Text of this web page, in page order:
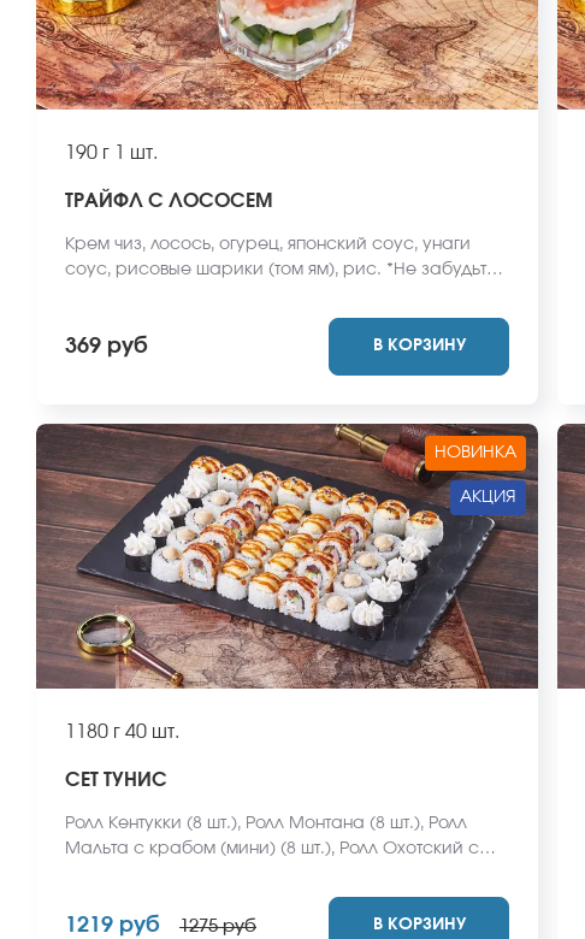
190 г 1 шт.
ТРАЙФЛ С ЛОСОСЕМ
Крем чиз, лосось, огурец, японский соус, унаги
соус, рисовые шарики (том ям), рис. *Не забудьте
входят в стоимость заказа. *Внешний вид блюда
может отличаться от фото на сайте.
369 руб В КОРЗИНУ
НОВИНКА
АКЦИЯ
1180 г 40 шт.
СЕТ ТУНИС
Ролл Кентукки (8 шт.), Ролл Монтана (8 шт.), Ролл
Мальта с крабом (мини) (8 шт.), Ролл Охотский с
*Не забудьте заказать имбирь, васаби и соевый
соус. Они не входят в стоимость заказа. *Внешний
1219 руб 1275 руб В КОРЗИНУ